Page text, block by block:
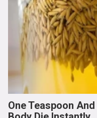
One Teaspoon